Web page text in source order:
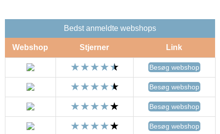
Bedst anmeldte webshops
Webshop Stjerner Link
Besøg webshop
Besøg webshop
Besøg webshop
Besøg webshop